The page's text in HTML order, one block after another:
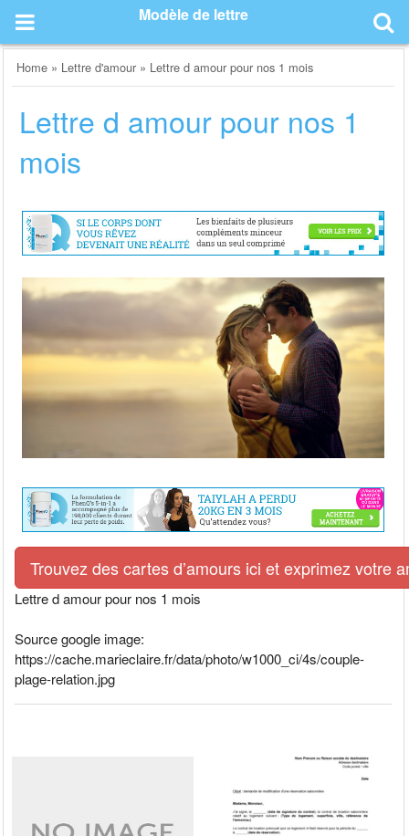
content
Modèle de lettre
Home » Lettre d'amour » Lettre d amour pour nos 1 mois
Lettre d amour pour nos 1
mois
Trouvez des cartes d’amours ici et exprimez votre
Lettre d amour pour nos 1 mois
Source google image:
https://cache.marieclaire.fr/data/photo/w1000_ci/4s/couple-
plage-relation.jpg